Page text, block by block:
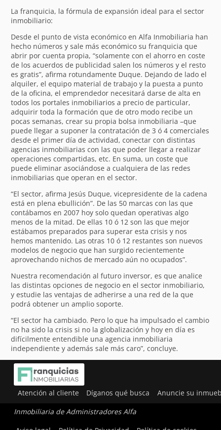
La franquicia, la fórmula de expansión ideal para el sector
inmobiliario:
Desde el punto de vista económico en Alfa Inmobiliaria han
hecho números y sale más económico su franquicia que
abrir por cuenta propia, “solamente con el ahorro en coste
de los acuerdos de publicidad salen los números y el resto
es gratis”, afirma rotundamente Duque. Dejando de lado el
alquiler, el equipo material de trabajo y la puesta a punto
de la oficina, el emprendedor necesitará darse de alta en
todos los portales inmobiliarios a precio de particular,
adquirir toda la formación que de otro modo recibe un
pocas semanas, crear su propia bolsa inmobiliaria –que
puede llegar a suponer la contratación de 3 ó 4 comerciales
desde el primer día de actividad, conectar con distintas
agencias inmobiliarias con las que poder llegar a realizar
operaciones compartidas, etc. En suma, un coste que
puede eliminar asociándose a cualquiera de las redes
inmobiliarias que operan en el sector.
“El sector, afirma Jesús Duque, vicepresidente de la cadena
está en plena ebullición”. De las 50 marcas con las que
contábamos en 2007 hoy solo quedan operativas algo
menos de la mitad. De ellas 10 ó 12 son las que mejor
estábamos preparados para superar esta crisis y nos
hemos mantenido. Las otras 10 ó 12 restantes son nuevos
modelos de negocio que han surgido recientemente
aprovechando nichos de mercado aún no ocupados”.
Nuestra recomendación al futuro inversor, es que analice
las distintas opciones de negocio en el sector inmobiliario,
y estudie las ventajas de adherirse a una red de la que
podrá obtener un amplio soporte.
“El sector ha cambiado. Pero lo que ha impulsado el cambio
no ha sido la crisis si no la globalización y hoy en día es
difícilmente entendible una agencia inmobiliaria
independiente y además sale más caro”, concluye.
Atención al cliente Díganos qué busca Anuncie su
Inmobiliaria de Administradores Alfa